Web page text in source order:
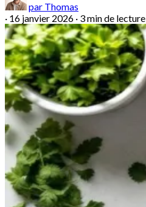
par Thomas
· 16 janvier 2026 · 3 min de lecture